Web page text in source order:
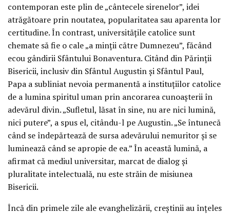
contemporan este plin de „cântecele sirenelor”, idei
atrăgătoare prin noutatea, popularitatea sau aparenta lor
certitudine. În contrast, universitățile catolice sunt
chemate să fie o cale „a minții către Dumnezeu”, făcând
ecou gândirii Sfântului Bonaventura. Citând din Părinții
Bisericii, inclusiv din Sfântul Augustin și Sfântul Paul,
Papa a subliniat nevoia permanentă a instituțiilor catolice
de a lumina spiritul uman prin ancorarea cunoașterii în
adevărul divin. „Sufletul, lăsat în sine, nu are nici lumină,
nici putere”, a spus el, citându-l pe Augustin. „Se întunecă
când se îndepărtează de sursa adevărului nemuritor și se
luminează când se apropie de ea.” În această lumină, a
afirmat că mediul universitar, marcat de dialog și
pluralitate intelectuală, nu este străin de misiunea
Bisericii.
Încă din primele zile ale evanghelizării, creștinii au înțeles